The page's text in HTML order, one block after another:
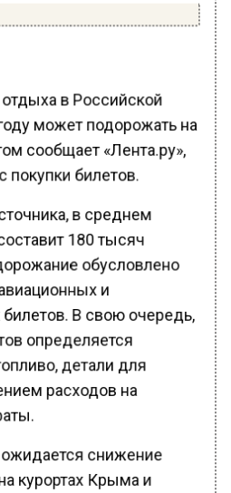
в Российской
может подорожать на
сообщает «Лента.ру»,
покупки билетов.
в среднем
180 тысяч
обусловлено
и
В свою очередь,
определяется
детали для
расходов на
снижение
курортах Крыма и